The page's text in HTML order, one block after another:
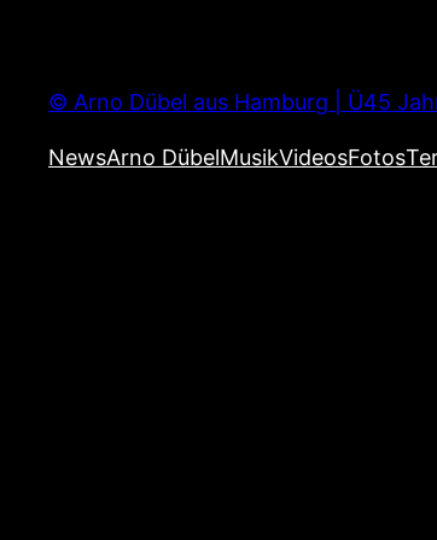
springen
© Arno Dübel aus Hamburg | Ü45
NewsArno DübelMusikVideosFotos